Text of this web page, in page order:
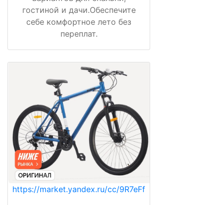
гостиной и дачи.Обеспечите
себе комфортное лето без
переплат.
https://market.yandex.ru/cc/9R7eFf